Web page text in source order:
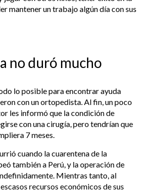
mantener un trabajo algún día con sus
no duró mucho
lo posible para encontrar ayuda
con un ortopedista. Al fin, un poco
les informó que la condición de
con una cirugía, pero tendrían que
7 meses.
cuando la cuarentena de la
también a Perú, y la operación de
Mientras tanto, al
recursos económicos de sus